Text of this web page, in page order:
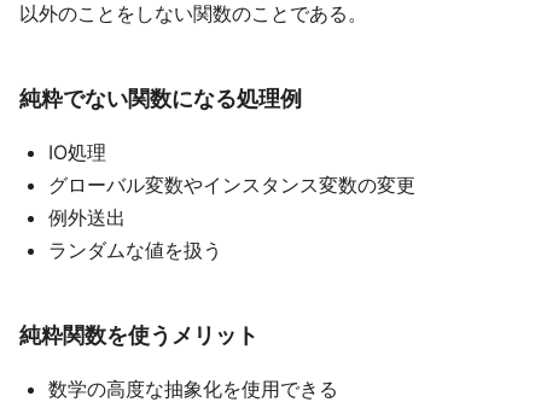
以外のことをしない関数のことである。
純粋でない関数になる処理例
IO処理
グローバル変数やインスタンス変数の変更
例外送出
ランダムな値を扱う
純粋関数を使うメリット
数学の高度な抽象化を使用できる